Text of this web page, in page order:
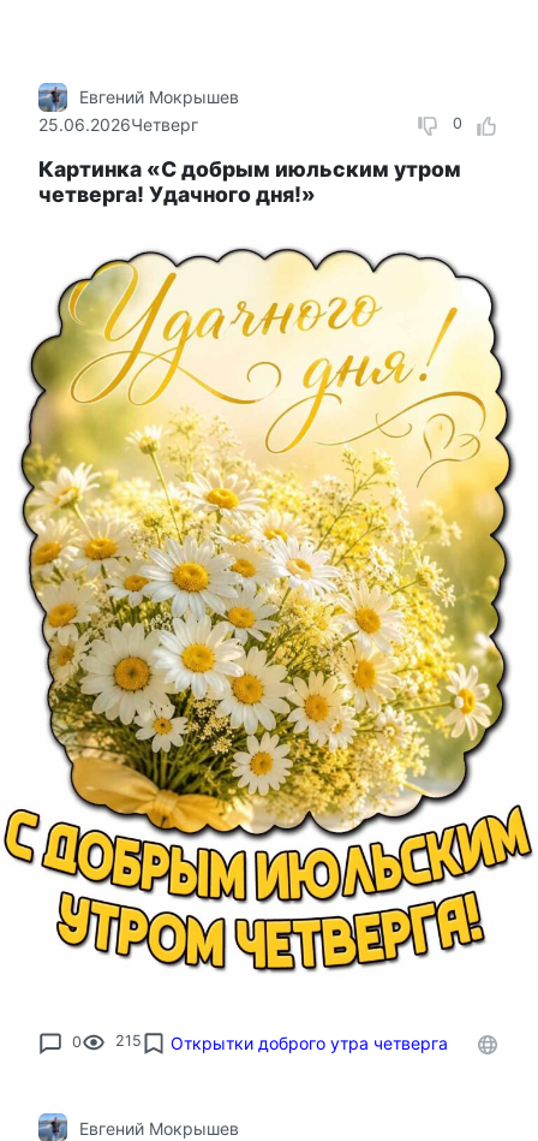
0
Евгений Мокрышев
25.06.2026Четверг
Картинка «С добрым июльским утром
четверга! Удачного дня!»
0 215 Открытки доброго утра четверга
Евгений Мокрышев